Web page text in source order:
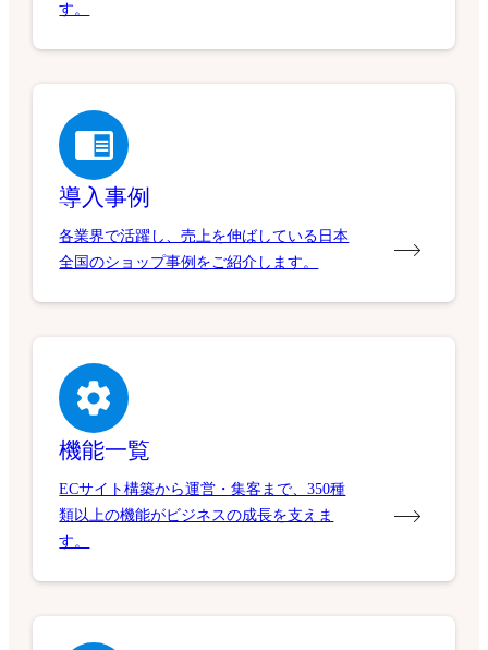
す。
導入事例
各業界で活躍し、売上を伸ばしている日本
全国のショップ事例をご紹介します。
機能一覧
ECサイト構築から運営・集客まで、350種
類以上の機能がビジネスの成長を支えま
す。